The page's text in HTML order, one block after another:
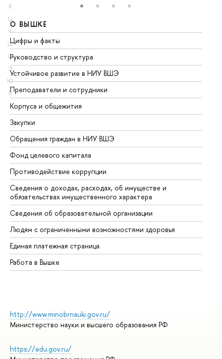
Х
Ц
Ч
Ш
Щ
Э
Ю
Я
О ВЫШКЕ
Цифры и факты
Руководство и структура
Устойчивое развитие в НИУ ВШЭ
Преподаватели и сотрудники
Корпуса и общежития
Закупки
Обращения граждан в НИУ ВШЭ
Фонд целевого капитала
Противодействие коррупции
Сведения о доходах, расходах, об имуществе и
обязательствах имущественного характера
Сведения об образовательной организации
Людям с ограниченными возможностями здоровья
Единая платежная страница
Работа в Вышке
http://www.minobrnauki.gov.ru/
Министерство науки и высшего образования РФ
https://edu.gov.ru/